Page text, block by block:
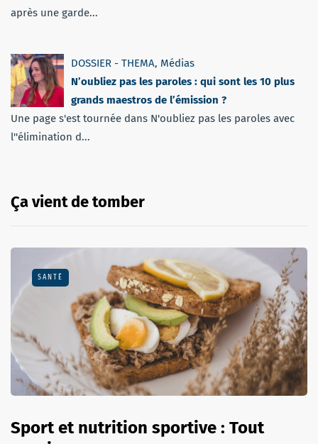
après une garde...
DOSSIER - THEMA, Médias
N’oubliez pas les paroles : qui sont les 10 plus
grands maestros de l’émission ?
Une page s'est tournée dans N'oubliez pas les paroles avec
l''élimination d...
Ça vient de tomber
SANTÉ
Sport et nutrition sportive : Tout